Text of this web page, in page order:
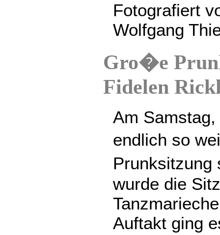
Fotografiert
Wolfgang
Gro�e
Fidelen
Am
endlich so
wurde die
Auftakt ging